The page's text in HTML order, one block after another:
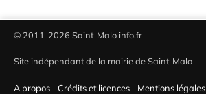
© 2011-2026 Saint-Malo info.fr
Site indépendant de la mairie de Saint-Malo
A propos -Crédits et licences - Mentions légales